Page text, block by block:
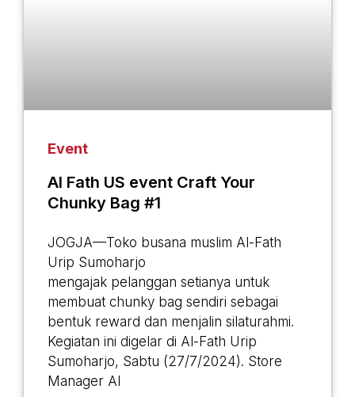
Event
Al Fath US event Craft Your
Chunky Bag #1
JOGJA—Toko busana muslim Al-Fath
Urip Sumoharjo
mengajak pelanggan setianya untuk
membuat chunky bag sendiri sebagai
bentuk reward dan menjalin silaturahmi.
Kegiatan ini digelar di Al-Fath Urip
Sumoharjo, Sabtu (27/7/2024). Store
Manager Al